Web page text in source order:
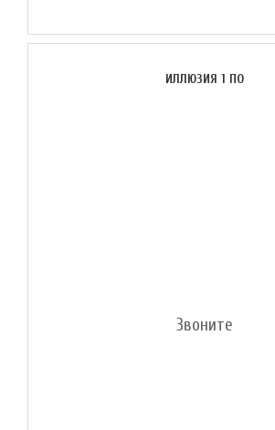
ИЛЛЮЗИЯ 1 ПО
Звоните